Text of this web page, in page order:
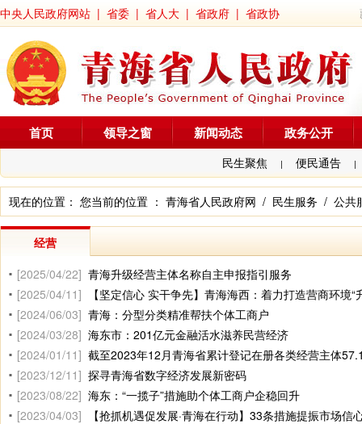
中央人民政府网站 | 省委 | 省人大 | 省政府 | 省政协
首页 领导之窗 新闻动态 政务公开
民生聚焦 | 便民通告 |
现在的位置： 您当前的位置 ： 青海省人民政府网 / 民生服务 / 公共
经营
[2025/04/22] 青海升级经营主体名称自主申报指引服务
[2025/04/11]
【坚定信心 实干争先】青海海西：着力打造营商环境“
[2024/06/03] 青海：分型分类精准帮扶个体工商户
[2024/03/28] 海东市：201亿元金融活水滋养民营经济
[2024/01/11] 截至2023年12月青海省累计登记在册各类经营主体
[2023/12/11] 探寻青海省数字经济发展新密码
[2023/08/22] 海东：“一揽子”措施助个体工商户企稳回升
[2023/04/03]
【抢抓机遇促发展·青海在行动】33条措施提振市场信心 促进